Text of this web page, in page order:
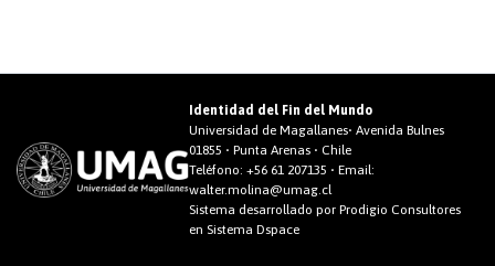
Identidad del Fin del Mundo
Universidad de Magallanes• Avenida Bulnes
01855 • Punta Arenas • Chile
Teléfono:+56 61 207135 • Email:
walter.molina@umag.cl
Sistema desarrollado por Prodigio Consultores
en Sistema Dspace